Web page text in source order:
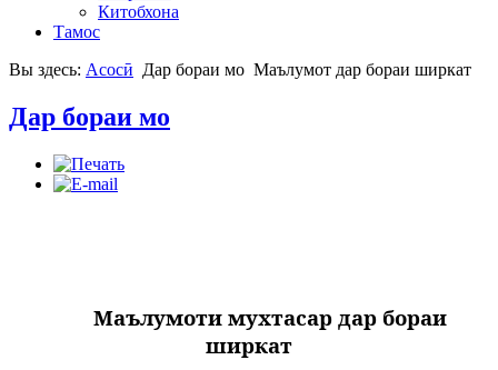
Китобхона
Тамос
Вы здесь: Асосӣ Дар бораи мо Маълумот дар бораи ширкат
Дар бораи мо
Маълумоти мухтасар дар бораи
ширкат